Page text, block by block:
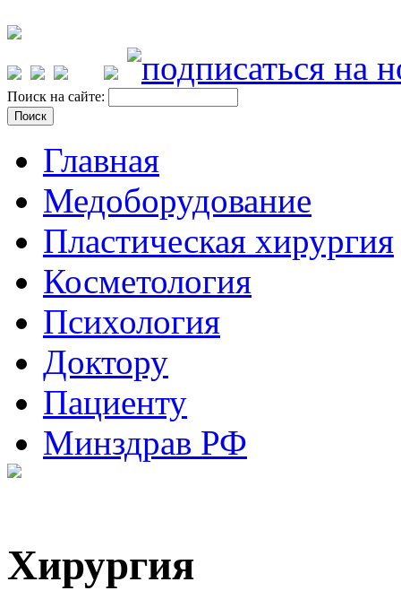
Поиск на сайте:
Главная
Медоборудование
Пластическая хирургия
Косметология
Психология
Доктору
Пациенту
Минздрав РФ
Хирургия